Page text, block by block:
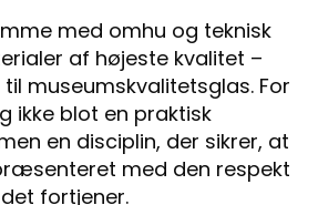
med omhu og teknisk
af højeste kvalitet –
museumskvalitetsglas. For
ikke blot en praktisk
en disciplin, der sikrer, at
med den respekt
fortjener.